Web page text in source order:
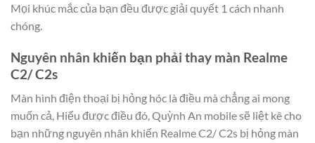
Mọi khúc mắc của bạn đều được giải quyết 1 cách nhanh
chóng.
Nguyên nhân khiến bạn phải thay màn Realme
C2/ C2s
Màn hình điện thoại bị hỏng hóc là điều mà chẳng ai mong
muốn cả, Hiểu được điều đó, Quỳnh An mobile sẽ liệt kê cho
bạn những nguyên nhân khiến Realme C2/ C2s bị hỏng màn